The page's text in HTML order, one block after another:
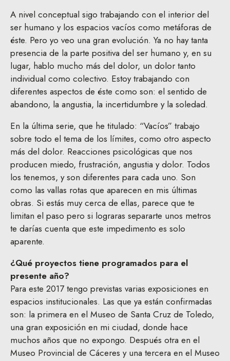
A nivel conceptual sigo trabajando con el interior del
ser humano y los espacios vacíos como metáforas de
éste. Pero yo veo una gran evolución. Ya no hay tanta
presencia de la parte positiva del ser humano y, en su
lugar, hablo mucho más del dolor, un dolor tanto
individual como colectivo. Estoy trabajando con
diferentes aspectos de éste como son: el sentido de
abandono, la angustia, la incertidumbre y la soledad.
En la última serie, que he titulado: “Vacíos” trabajo
sobre todo el tema de los límites, como otro aspecto
más del dolor. Reacciones psicológicas que nos
producen miedo, frustración, angustia y dolor. Todos
los tenemos, y son diferentes para cada uno. Son
como las vallas rotas que aparecen en mis últimas
obras. Si estás muy cerca de ellas, parece que te
limitan el paso pero si lograras separarte unos metros
te darías cuenta que este impedimento es solo
aparente.
¿Qué proyectos tiene programados para el
presente año?
Para este 2017 tengo previstas varias exposiciones en
espacios institucionales. Las que ya están confirmadas
son: la primera en el Museo de Santa Cruz de Toledo,
una gran exposición en mi ciudad, donde hace
muchos años que no expongo. Después otra en el
Museo Provincial de Cáceres y una tercera en el Museo